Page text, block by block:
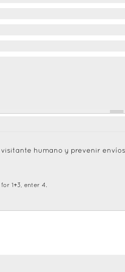
humano y prevenir
1+3, enter 4.